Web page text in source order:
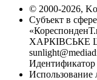
© 2000-2026,
Субъект в
ХАРКІВСЬКЕ